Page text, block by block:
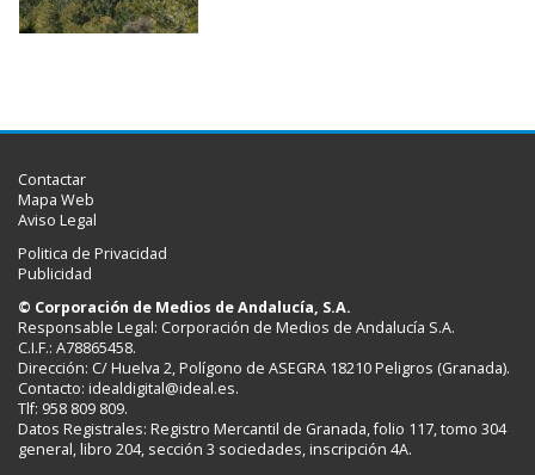
Contactar
Mapa Web
Aviso Legal
Politica de Privacidad
Publicidad
© Corporación de Medios de Andalucía, S.A.
Responsable Legal: Corporación de Medios de Andalucía S.A.
C.I.F.: A78865458.
Dirección: C/ Huelva 2, Polígono de ASEGRA 18210 Peligros (Granada).
Contacto: idealdigital@ideal.es.
Tlf: 958 809 809.
Datos Registrales: Registro Mercantil de Granada, folio 117, tomo 304
general, libro 204, sección 3 sociedades, inscripción 4A.